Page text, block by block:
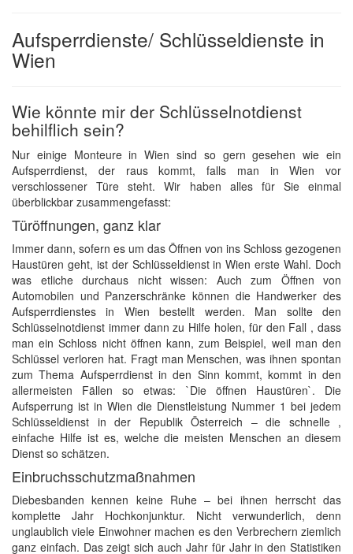
Aufsperrdienste/ Schlüsseldienste in
Wien
Wie könnte mir der Schlüsselnotdienst
behilflich sein?
Nur einige Monteure in Wien sind so gern gesehen wie ein
Aufsperrdienst, der raus kommt, falls man in Wien vor
verschlossener Türe steht. Wir haben alles für Sie einmal
überblickbar zusammengefasst:
Türöffnungen, ganz klar
Immer dann, sofern es um das Öffnen von ins Schloss gezogenen
Haustüren geht, ist der Schlüsseldienst in Wien erste Wahl. Doch
was etliche durchaus nicht wissen: Auch zum Öffnen von
Automobilen und Panzerschränke können die Handwerker des
Aufsperrdienstes in Wien bestellt werden. Man sollte den
Schlüsselnotdienst immer dann zu Hilfe holen, für den Fall , dass
man ein Schloss nicht öffnen kann, zum Beispiel, weil man den
Schlüssel verloren hat. Fragt man Menschen, was ihnen spontan
zum Thema Aufsperrdienst in den Sinn kommt, kommt in den
allermeisten Fällen so etwas: `Die öffnen Haustüren`. Die
Aufsperrung ist in Wien die Dienstleistung Nummer 1 bei jedem
Schlüsseldienst in der Republik Österreich – die schnelle ,
einfache Hilfe ist es, welche die meisten Menschen an diesem
Dienst so schätzen.
Einbruchsschutzmaßnahmen
Diebesbanden kennen keine Ruhe – bei ihnen herrscht das
komplette Jahr Hochkonjunktur. Nicht verwunderlich, denn
unglaublich viele Einwohner machen es den Verbrechern ziemlich
ganz einfach. Das zeigt sich auch Jahr für Jahr in den Statistiken